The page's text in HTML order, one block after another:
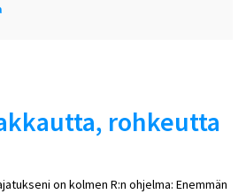
vaan paljon enemmän
rohkeutta
on kolmen R:n ohjelma: Enemmän